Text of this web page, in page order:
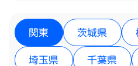
関東 茨城県
埼玉県 千葉県